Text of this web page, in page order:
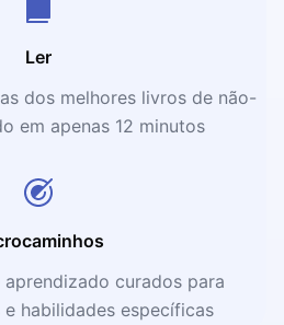
Ler
dos melhores livros de não-
em apenas 12 minutos
aprendizado curados para
habilidades específicas